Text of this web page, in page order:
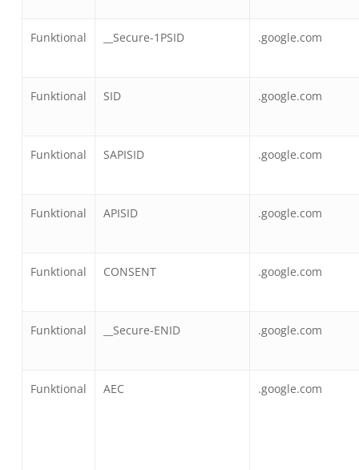
Funktional __Secure-1PSID .google.com
Funktional SID .google.com
Funktional SAPISID .google.com
Funktional APISID .google.com
Funktional CONSENT .google.com
Funktional __Secure-ENID .google.com
Funktional AEC .google.com